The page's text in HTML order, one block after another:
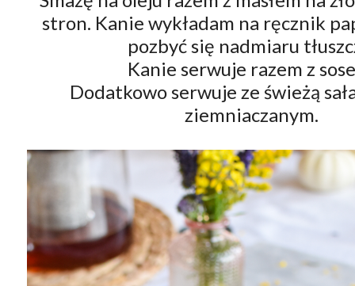
stron. Kanie wykładam na ręcznik
pozbyć się nadmiaru
Kanie serwuje razem z
Dodatkowo serwuje ze świeżą
ziemniaczanym.